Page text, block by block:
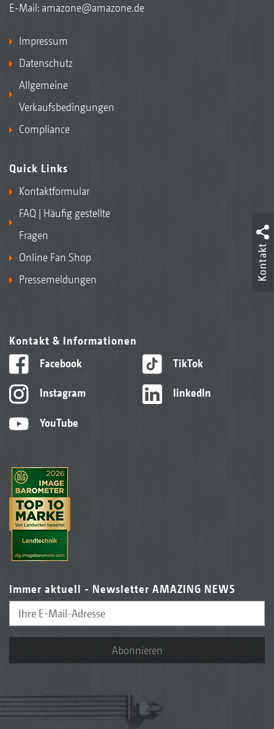
E-Mail: amazone@amazone.de
Impressum
Datenschutz
Allgemeine
Verkaufsbedingungen
Compliance
Quick Links
Kontaktformular
FAQ | Häufig gestellte
Fragen
Online Fan Shop
Pressemeldungen
Kontakt & Informationen
Facebook
Instagram
YouTube
TikTok
linkedIn
Immer aktuell - Newsletter AMAZING NEWS
Abonnieren
Kontakt